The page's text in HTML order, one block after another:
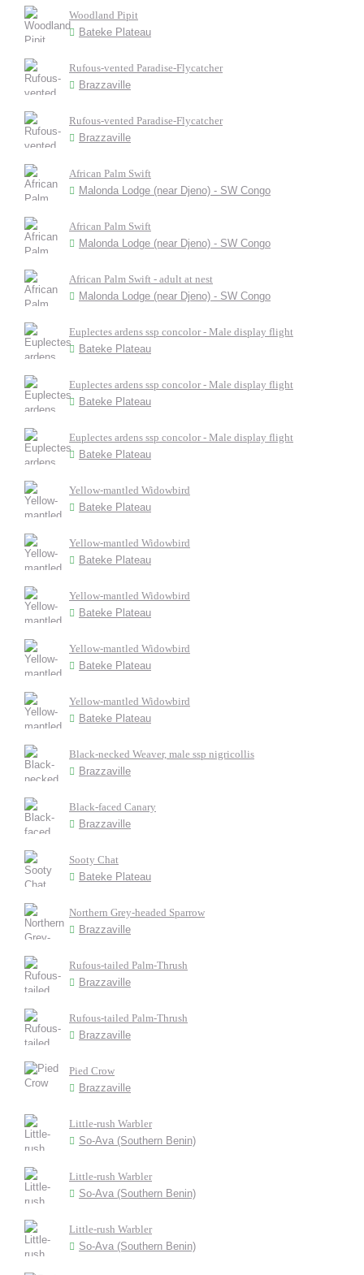
Woodland Pipit
Bateke Plateau
Rufous-vented Paradise-Flycatcher
Brazzaville
Rufous-vented Paradise-Flycatcher
Brazzaville
African Palm Swift
Malonda Lodge (near Djeno) - SW Congo
African Palm Swift
Malonda Lodge (near Djeno) - SW Congo
African Palm Swift - adult at nest
Malonda Lodge (near Djeno) - SW Congo
Euplectes ardens ssp concolor - Male display flight
Bateke Plateau
Euplectes ardens ssp concolor - Male display flight
Bateke Plateau
Euplectes ardens ssp concolor - Male display flight
Bateke Plateau
Yellow-mantled Widowbird
Bateke Plateau
Yellow-mantled Widowbird
Bateke Plateau
Yellow-mantled Widowbird
Bateke Plateau
Yellow-mantled Widowbird
Bateke Plateau
Yellow-mantled Widowbird
Bateke Plateau
Black-necked Weaver, male ssp nigricollis
Brazzaville
Black-faced Canary
Brazzaville
Sooty Chat
Bateke Plateau
Northern Grey-headed Sparrow
Brazzaville
Rufous-tailed Palm-Thrush
Brazzaville
Rufous-tailed Palm-Thrush
Brazzaville
Pied Crow
Brazzaville
Little-rush Warbler
So-Ava (Southern Benin)
Little-rush Warbler
So-Ava (Southern Benin)
Little-rush Warbler
So-Ava (Southern Benin)